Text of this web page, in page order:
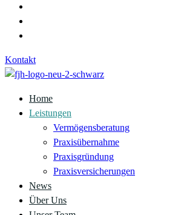
Kontakt
Home
Leistungen
Vermögensberatung
Praxisübernahme
Praxisgründung
Praxisversicherungen
News
Über Uns